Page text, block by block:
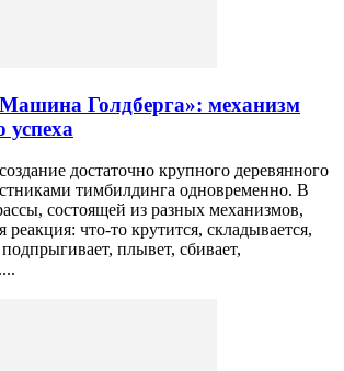
Голдберга»: механизм
успеха
достаточно крупного деревянного
тимбилдинга одновременно. В
состоящей из разных механизмов,
реакция: что-то крутится, складывается,
подпрыгивает, плывет, сбивает,